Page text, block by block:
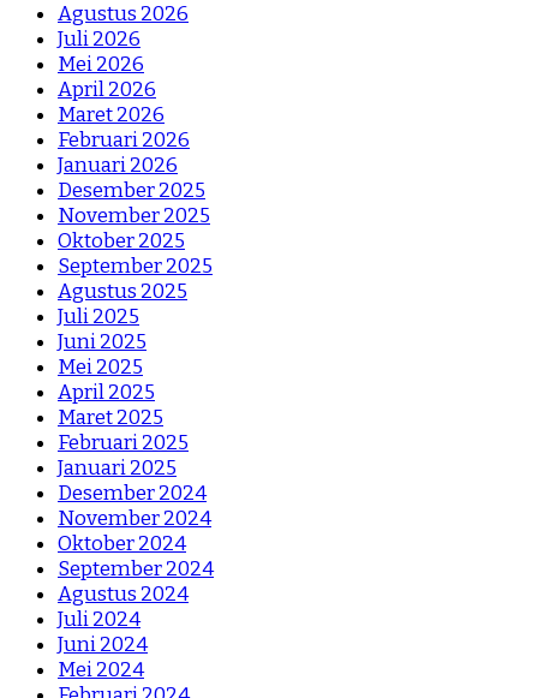
Agustus 2026
Juli 2026
Mei 2026
April 2026
Maret 2026
Februari 2026
Januari 2026
Desember 2025
November 2025
Oktober 2025
September 2025
Agustus 2025
Juli 2025
Juni 2025
Mei 2025
April 2025
Maret 2025
Februari 2025
Januari 2025
Desember 2024
November 2024
Oktober 2024
September 2024
Agustus 2024
Juli 2024
Juni 2024
Mei 2024